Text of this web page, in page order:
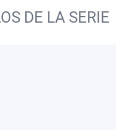
DE LA SERIE